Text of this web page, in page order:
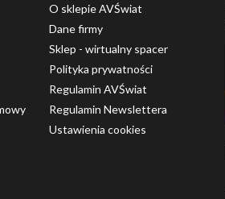
O sklepie AVŚwiat
Dane firmy
Sklep - wirtualny spacer
Polityka prywatności
Regulamin AVŚwiat
Regulamin Newslettera
Ustawienia cookies